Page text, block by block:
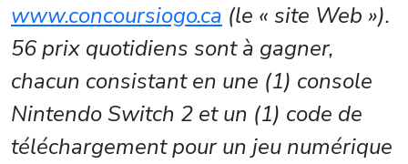
www.concoursiogo.ca (le « site Web »).
56 prix quotidiens sont à gagner,
chacun consistant en une (1) console
Nintendo Switch 2 et un (1) code de
téléchargement pour un jeu numérique